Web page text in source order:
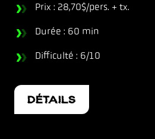
Prix : 28,70$/pers. + tx.
Durée : 60 min
Difficulté : 6/10
DÉTAILS